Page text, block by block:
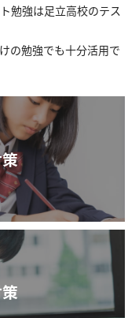
勉強は足立高校のテス
の勉強でも十分活用で